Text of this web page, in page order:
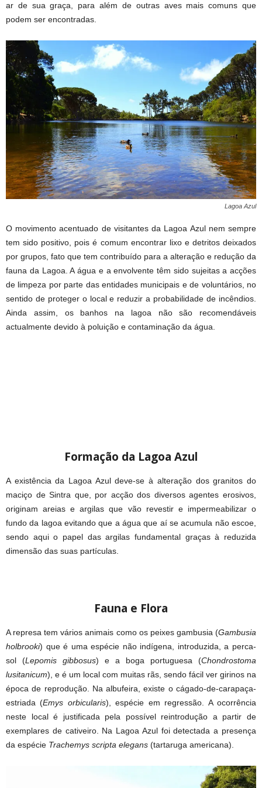
ar de sua graça, para além de outras aves mais comuns que
podem ser encontradas.
Lagoa Azul
O movimento acentuado de visitantes da Lagoa Azul nem sempre
tem sido positivo, pois é comum encontrar lixo e detritos deixados
por grupos, fato que tem contribuído para a alteração e redução da
fauna da Lagoa. A água e a envolvente têm sido sujeitas a acções
de limpeza por parte das entidades municipais e de voluntários, no
sentido de proteger o local e reduzir a probabilidade de incêndios.
Ainda assim, os banhos na lagoa não são recomendáveis
actualmente devido à poluição e contaminação da água.
Formação da Lagoa Azul
A existência da Lagoa Azul deve-se à alteração dos granitos do
maciço de Sintra que, por acção dos diversos agentes erosivos,
originam areias e argilas que vão revestir e impermeabilizar o
fundo da lagoa evitando que a água que aí se acumula não escoe,
sendo aqui o papel das argilas fundamental graças à reduzida
dimensão das suas partículas.
Fauna e Flora
A represa tem vários animais como os peixes gambusia (Gambusia
holbrooki) que é uma espécie não indígena, introduzida, a perca-
sol (Lepomis gibbosus) e a boga portuguesa (Chondrostoma
lusitanicum), e é um local com muitas rãs, sendo fácil ver girinos na
época de reprodução. Na albufeira, existe o cágado-de-carapaça-
estriada (Emys orbicularis), espécie em regressão. A ocorrência
neste local é justificada pela possível reintrodução a partir de
exemplares de cativeiro. Na Lagoa Azul foi detectada a presença
da espécie Trachemys scripta elegans (tartaruga americana).